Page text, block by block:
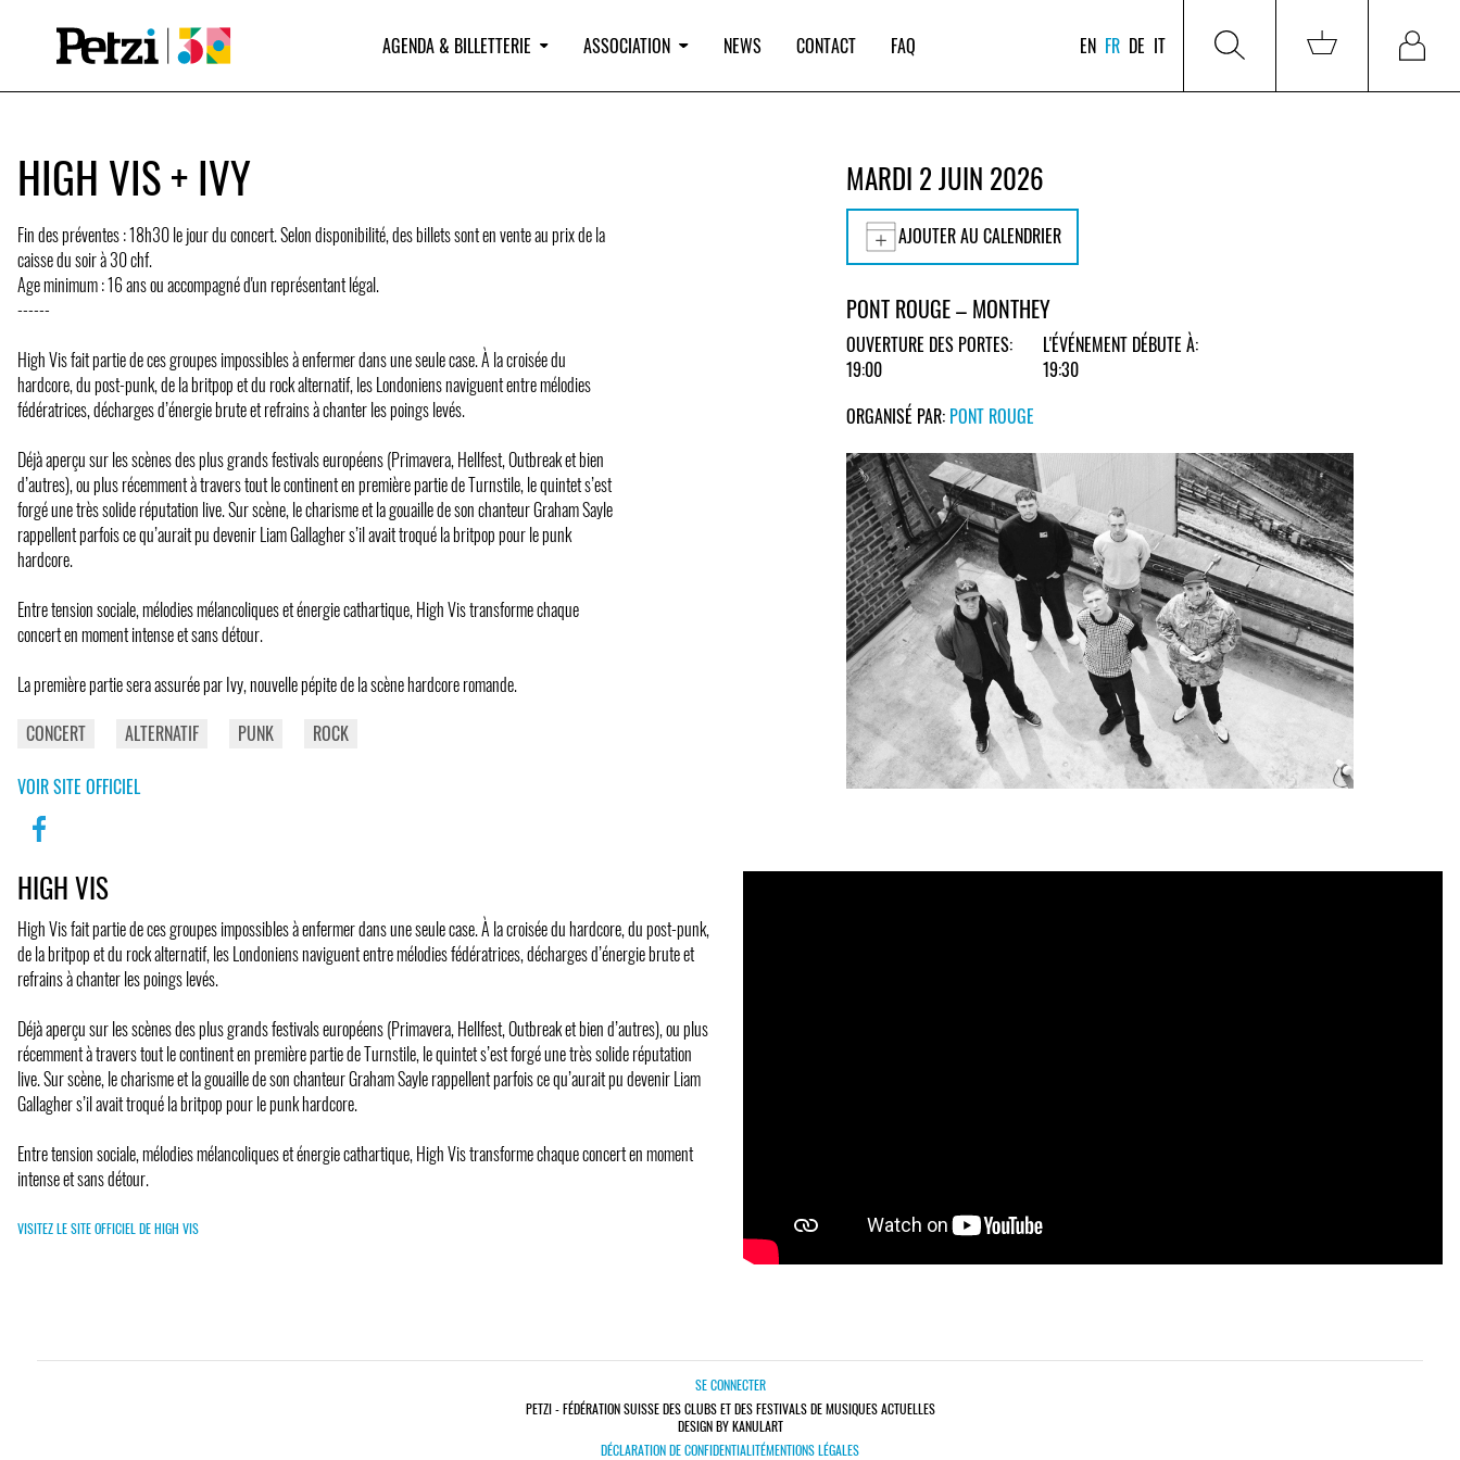
AGENDA & BILLETTERIE ASSOCIATION NEWS CONTACT FAQ EN FR DE IT
HIGH VIS + IVY
Fin des préventes : 18h30 le jour du concert. Selon disponibilité, des billets sont en vente au prix de la
caisse du soir à 30 chf.
Age minimum : 16 ans ou accompagné d'un représentant légal.
------
High Vis fait partie de ces groupes impossibles à enfermer dans une seule case. À la croisée du
hardcore, du post-punk, de la britpop et du rock alternatif, les Londoniens naviguent entre mélodies
fédératrices, décharges d’énergie brute et refrains à chanter les poings levés.
Déjà aperçu sur les scènes des plus grands festivals européens (Primavera, Hellfest, Outbreak et bien
d’autres), ou plus récemment à travers tout le continent en première partie de Turnstile, le quintet s’est
forgé une très solide réputation live. Sur scène, le charisme et la gouaille de son chanteur Graham Sayle
rappellent parfois ce qu’aurait pu devenir Liam Gallagher s’il avait troqué la britpop pour le punk
hardcore.
Entre tension sociale, mélodies mélancoliques et énergie cathartique, High Vis transforme chaque
concert en moment intense et sans détour.
La première partie sera assurée par Ivy, nouvelle pépite de la scène hardcore romande.
CONCERT
ALTERNATIF PUNK ROCK
VOIR SITE OFFICIEL
MARDI 2 JUIN 2026
AJOUTER AU CALENDRIER
PONT ROUGE – MONTHEY
OUVERTURE DES PORTES:
19:00
L'ÉVÉNEMENT DÉBUTE À:
19:30
ORGANISÉ PAR: PONT ROUGE
HIGH VIS
High Vis fait partie de ces groupes impossibles à enfermer dans une seule case. À la croisée du hardcore, du post-punk,
de la britpop et du rock alternatif, les Londoniens naviguent entre mélodies fédératrices, décharges d’énergie brute et
refrains à chanter les poings levés.
Déjà aperçu sur les scènes des plus grands festivals européens (Primavera, Hellfest, Outbreak et bien d’autres), ou plus
récemment à travers tout le continent en première partie de Turnstile, le quintet s’est forgé une très solide réputation
live. Sur scène, le charisme et la gouaille de son chanteur Graham Sayle rappellent parfois ce qu’aurait pu devenir Liam
Gallagher s’il avait troqué la britpop pour le punk hardcore.
Entre tension sociale, mélodies mélancoliques et énergie cathartique, High Vis transforme chaque concert en moment
intense et sans détour.
VISITEZ LE SITE OFFICIEL DE HIGH VIS
SE CONNECTER
PETZI - FÉDÉRATION SUISSE DES CLUBS ET DES FESTIVALS DE MUSIQUES ACTUELLES
DESIGN BY KANULART
DÉCLARATION DE CONFIDENTIALITÉMENTIONS LÉGALES